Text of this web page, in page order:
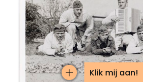
Klik mij aan!